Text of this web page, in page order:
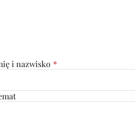
i nazwisko